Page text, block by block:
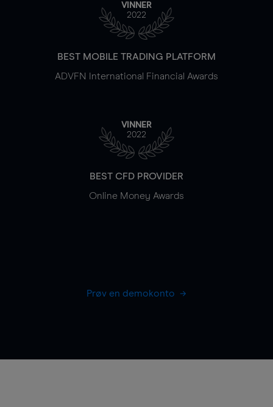
VINNER
2022
BEST MOBILE TRADING PLATFORM
ADVFN International Financial Awards
VINNER
2022
BEST CFD PROVIDER
Online Money Awards
Prøv en demokonto